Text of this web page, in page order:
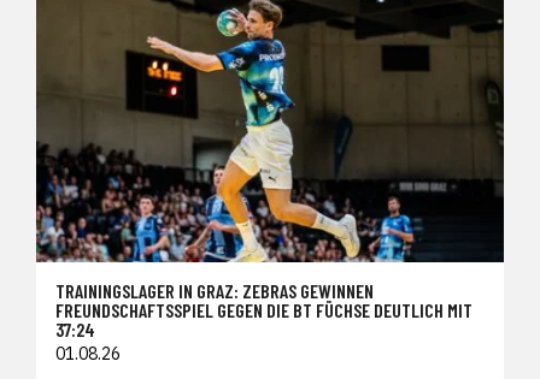
TRAININGSLAGER IN GRAZ: ZEBRAS GEWINNEN
FREUNDSCHAFTSSPIEL GEGEN DIE BT FÜCHSE DEUTLICH MIT
37:24
01.08.26